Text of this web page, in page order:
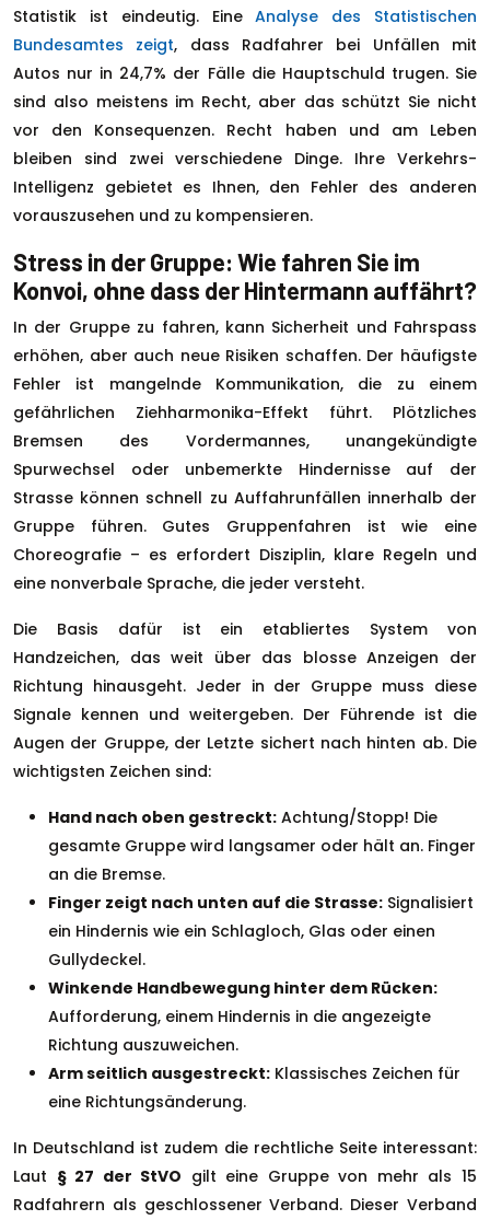
Statistik ist eindeutig. EineAnalyse des Statistischen
Bundesamtes zeigt, dass Radfahrer bei Unfällen mit
Autos nur in 24,7% der Fälle die Hauptschuld trugen. Sie
sind also meistens im Recht, aber das schützt Sie nicht
vor den Konsequenzen. Recht haben und am Leben
bleiben sind zwei verschiedene Dinge. Ihre Verkehrs-
Intelligenz gebietet es Ihnen, den Fehler des anderen
vorauszusehen und zu kompensieren.
Stress in der Gruppe: Wie fahren Sie im
Konvoi, ohne dass der Hintermann auffährt?
In der Gruppe zu fahren, kann Sicherheit und Fahrspass
erhöhen, aber auch neue Risiken schaffen. Der häufigste
Fehler ist mangelnde Kommunikation, die zu einem
gefährlichen Ziehharmonika-Effekt führt. Plötzliches
Bremsen des Vordermannes, unangekündigte
Spurwechsel oder unbemerkte Hindernisse auf der
Strasse können schnell zu Auffahrunfällen innerhalb der
Gruppe führen. Gutes Gruppenfahren ist wie eine
Choreografie – es erfordert Disziplin, klare Regeln und
eine nonverbale Sprache, die jeder versteht.
Die Basis dafür ist ein etabliertes System von
Handzeichen, das weit über das blosse Anzeigen der
Richtung hinausgeht. Jeder in der Gruppe muss diese
Signale kennen und weitergeben. Der Führende ist die
Augen der Gruppe, der Letzte sichert nach hinten ab. Die
wichtigsten Zeichen sind:
Hand nach oben gestreckt: Achtung/Stopp! Die
gesamte Gruppe wird langsamer oder hält an. Finger
an die Bremse.
Finger zeigt nach unten auf die Strasse: Signalisiert
ein Hindernis wie ein Schlagloch, Glas oder einen
Gullydeckel.
Winkende Handbewegung hinter dem Rücken:
Aufforderung, einem Hindernis in die angezeigte
Richtung auszuweichen.
Arm seitlich ausgestreckt: Klassisches Zeichen für
eine Richtungsänderung.
In Deutschland ist zudem die rechtliche Seite interessant:
Laut § 27 der StVO gilt eine Gruppe von mehr als 15
Radfahrern als geschlossener Verband. Dieser Verband